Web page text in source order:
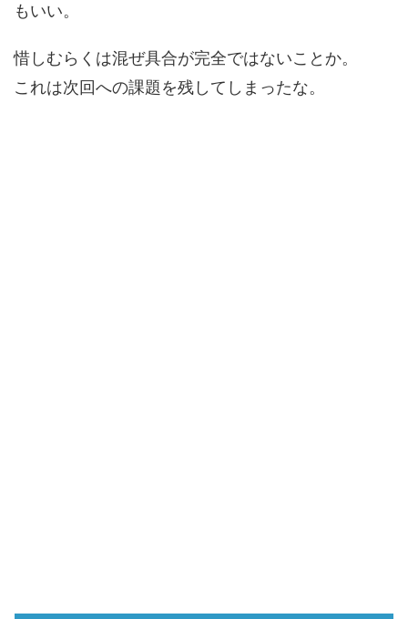
もいい。
惜しむらくは混ぜ具合が完全ではないことか。
これは次回への課題を残してしまったな。